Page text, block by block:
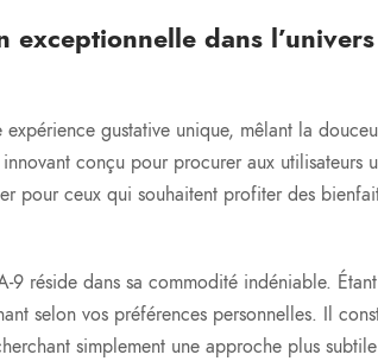
dans
gustative unique, mêlant la
conçu pour procurer aux
ceux qui souhaitent profiter des
9 réside dans sa commodité indéniable.
selon vos préférences personnelles. Il
simplement une approche plus